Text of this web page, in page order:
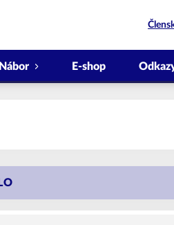
Nábor E-shop